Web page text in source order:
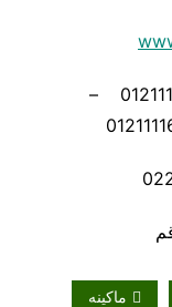
موبايل: 01211116954 – 01211116955 –
ماكينه